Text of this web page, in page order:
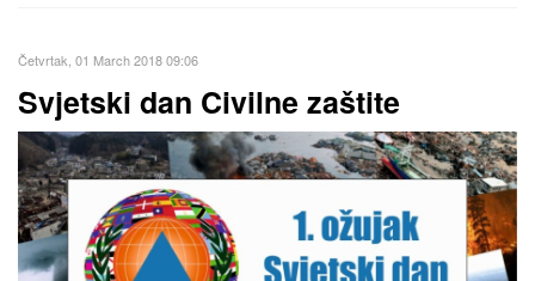
Četvrtak, 01 March 2018 09:06
Svjetski dan Civilne zaštite